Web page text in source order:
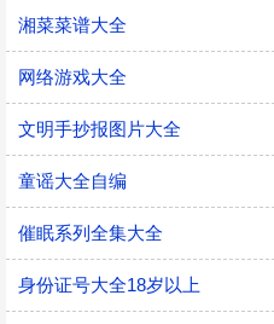
湘菜菜谱大全
网络游戏大全
文明手抄报图片大全
童谣大全自编
催眠系列全集大全
身份证号大全18岁以上